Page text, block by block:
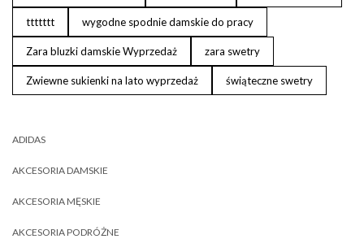
ttttttt wygodne spodnie damskie do pracy
Zara bluzki damskie Wyprzedaż zara swetry
Zwiewne sukienki na lato wyprzedaż świąteczne swetry
ADIDAS
AKCESORIA DAMSKIE
AKCESORIA MĘSKIE
AKCESORIA PODRÓŻNE